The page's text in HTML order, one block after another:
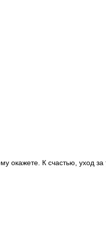
окажете. К счастью, уход